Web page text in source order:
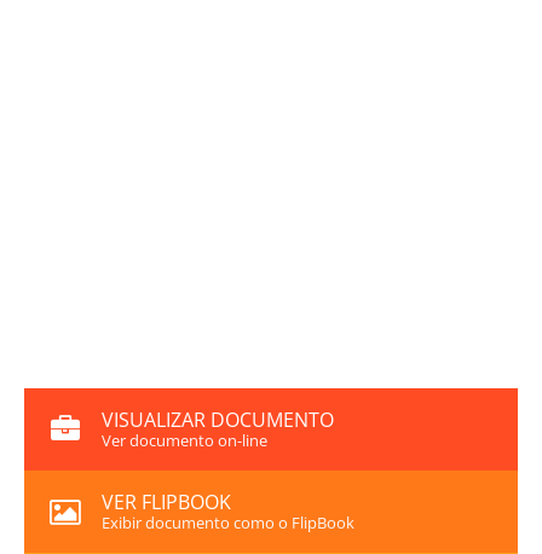
VISUALIZAR DOCUMENTO
Ver documento on-line
VER FLIPBOOK
Exibir documento como o FlipBook